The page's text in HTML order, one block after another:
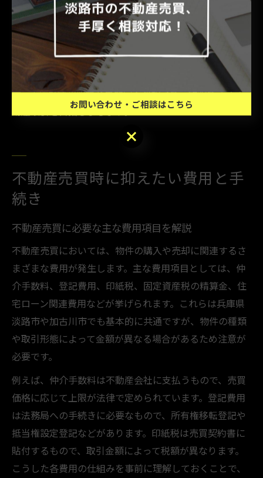
たい場合や、予算内で満足できる物件を探したい場合に
は、地価動向を踏まえた柔軟な対応が不可欠です。
地価動向を誤って判断すると、売買タイミングを逃した
り、想定外のコストが発生したりするリスクがありま
す。正確な情報収集と専門家への相談で、納得できる不
動産取引を目指しましょう。
不動産売買時に抑えたい費用と手
続き
不動産売買に必要な主な費用項目を解説
不動産売買においては、物件の購入や売却に関連するさ
まざまな費用が発生します。主な費用項目としては、仲
介手数料、登記費用、印紙税、固定資産税の精算金、住
宅ローン関連費用などが挙げられます。これらは兵庫県
淡路市や加古川市でも基本的に共通ですが、物件の種類
や取引形態によって金額が異なる場合があるため注意が
必要です。
例えば、仲介手数料は不動産会社に支払うもので、売買
価格に応じて上限が法律で定められています。登記費用
は法務局への手続きに必要なもので、所有権移転登記や
抵当権設定登記などがあります。印紙税は売買契約書に
貼付するもので、取引金額によって税額が異なります。
こうした各費用の仕組みを事前に理解しておくことで、
お問い合わせ・ご相談はこちら
お問い合わせ・ご相談はこちら